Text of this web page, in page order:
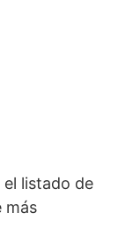
el listado de
más